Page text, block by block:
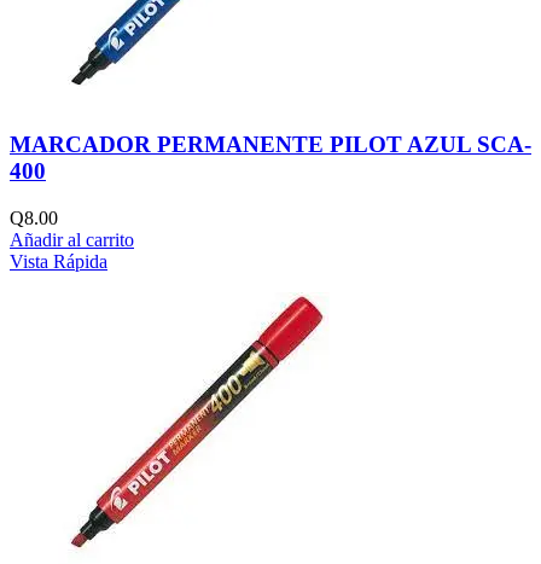
MARCADOR PERMANENTE PILOT AZUL SCA-
400
Q8.00
Añadir al carrito
Vista Rápida